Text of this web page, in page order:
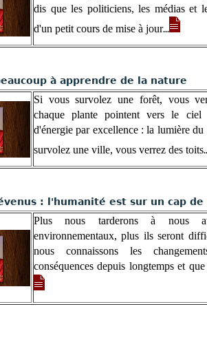
dis que les politiciens, les médias et
d'un petit cours de mise à jour...
à apprendre de la nature
Si vous survolez une forêt, vous
chaque plante pointent vers le ciel
d'énergie par excellence : la lumière
survolez une ville, vous verrez des toits
: l'humanité est sur un cap
Plus nous tarderons à nous
environnementaux, plus ils seront
nous connaissons les
conséquences depuis longtemps et